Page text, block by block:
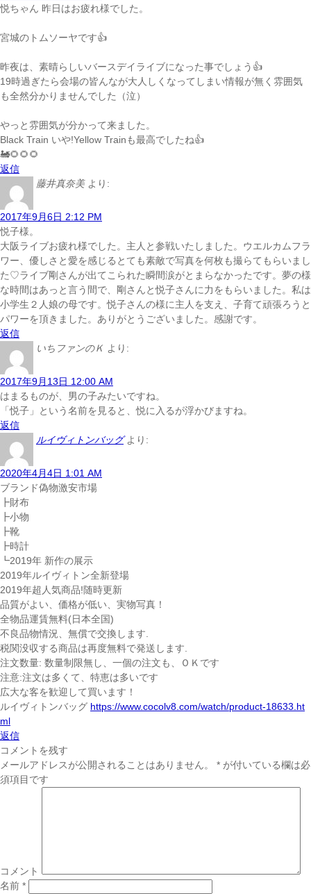
悦ちゃん 昨日はお疲れ様でした。
宮城のトムソーヤです👍
昨夜は、素晴らしいバースデイライブになった事でしょう👍
19時過ぎたら会場の皆んなが大人しくなってしまい情報が無く雰囲気
も全然分かりませんでした（泣）
やっと雰囲気が分かって来ました。
Black Train いや!Yellow Trainも最高でしたね👍
🚂🌻🌻🌻
返信
藤井真奈美 より:
2017年9月6日 2:12 PM
悦子様。
大阪ライブお疲れ様でした。主人と参戦いたしました。ウエルカムフラ
ワー、優しさと愛を感じるとても素敵で写真を何枚も撮らてもらいまし
た♡ライブ剛さんが出てこられた瞬間涙がとまらなかったです。夢の様
な時間はあっと言う間で、剛さんと悦子さんに力をもらいました。私は
小学生２人娘の母です。悦子さんの様に主人を支え、子育て頑張ろうと
パワーを頂きました。ありがとうございました。感謝です。
返信
いちファンのＫ より:
2017年9月13日 12:00 AM
はまるものが、男の子みたいですね。
「悦子」という名前を見ると、悦に入るが浮かびますね。
返信
ルイヴィトンバッグ より:
2020年4月4日 1:01 AM
ブランド偽物激安市場
┣財布
┣小物
┣靴
┣時計
┗2019年 新作の展示
2019年ルイヴィトン全新登場
2019年超人気商品!随時更新
品質がよい、価格が低い、実物写真！
全物品運賃無料(日本全国)
不良品物情況、無償で交換します.
税関没収する商品は再度無料で発送します.
注文数量: 数量制限無し、一個の注文も、ＯＫです
注意:注文は多くて、特恵は多いです
広大な客を歓迎して買います！
ルイヴィトンバッグ https://www.cocolv8.com/watch/product-18633.ht
ml
返信
コメントを残す
メールアドレスが公開されることはありません。
* が付いている欄は必
須項目です
コメント
名前 *